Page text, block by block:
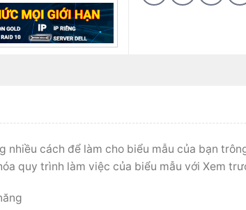
nhiều cách để làm cho biểu mẫu của bạn
quy trình làm việc của biểu mẫu với Xem